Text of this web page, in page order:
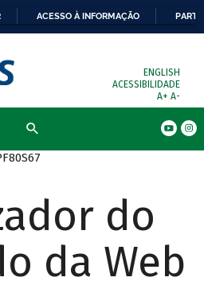
ACESSO À INFORMAÇÃO
ENGLISH
ACESSIBILIDADE
A+ A-
do
da Web